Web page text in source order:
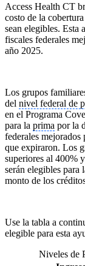
Access Health CT
costo de la
sean elegibles. Esta
fiscales federales
año 2025.
Los grupos
del nivel federal de
en el Programa
para la prima por la
federales mejorados
que expiraron. Los
superiores al 400%
serán elegibles para
monto de los
Use la tabla a
elegible para esta
Niveles de